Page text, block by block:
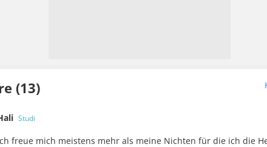
(13)
Studi
freue mich meistens mehr als meine Nichten für die ich die